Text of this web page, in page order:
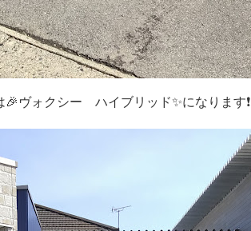
ヴォクシー ハイブリッド✨になります❗️